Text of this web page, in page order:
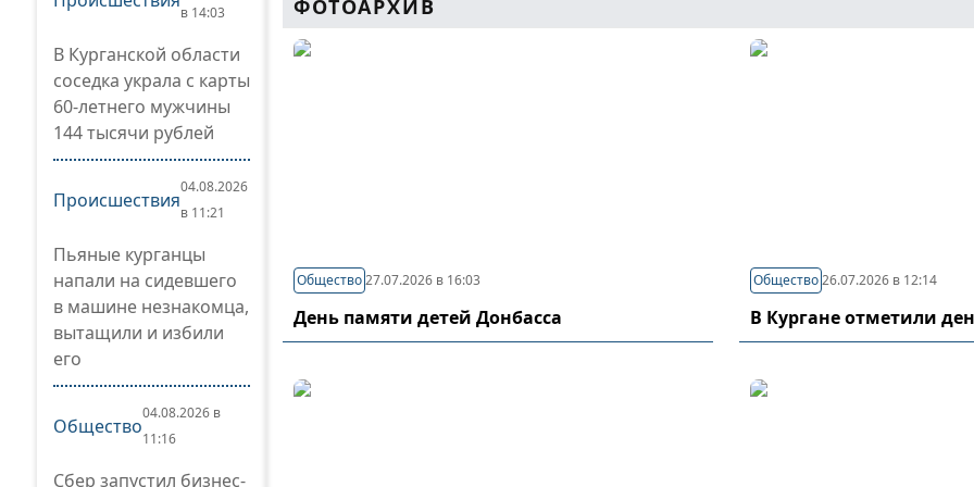
в 14:03
В Курганской области
соседка украла с карты
60-летнего мужчины
144 тысячи рублей
Происшествия
04.08.2026
в 11:21
Пьяные курганцы
напали на сидевшего
в машине незнакомца,
вытащили и избили
его
Общество
04.08.2026 в
11:16
Сбер запустил бизнес-
ФОТОАРХИВ
Общество27.07.2026 в 16:03
День памяти детей Донбасса
Общество 26.07.2026 в 12:14
В Кургане отметили